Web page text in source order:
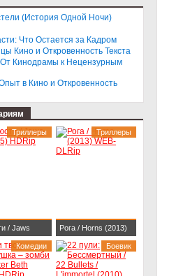
Darlings (2013)
(История Одной Ночи)
Что Остается за Кадром
Кино и Откровенность Текста
Кинодрамы к Нецензурным
в Кино и Откровенность
/ Jaws
Триллеры
Рога / Horns (2013)
WEB-DLRip
Триллеры
Комедии Боевик